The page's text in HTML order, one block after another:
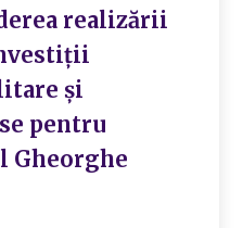
realizării
și
pentru
Gheorghe